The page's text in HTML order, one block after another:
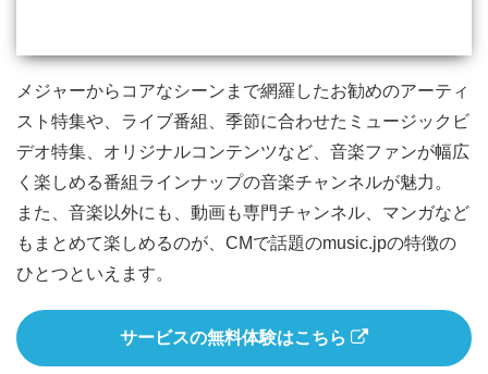
メジャーからコアなシーンまで網羅したお勧めのアーティ
スト特集や、ライブ番組、季節に合わせたミュージックビ
デオ特集、オリジナルコンテンツなど、音楽ファンが幅広
く楽しめる番組ラインナップの音楽チャンネルが魅力。
また、音楽以外にも、動画も専門チャンネル、マンガなど
もまとめて楽しめるのが、CMで話題のmusic.jpの特徴の
ひとつといえます。
サービスの無料体験はこちら